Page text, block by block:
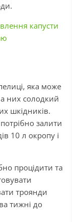
капусти
яка може
них солодкий
шкідників.
залити
10 л окропу і
процідити та
троянди
тижні до